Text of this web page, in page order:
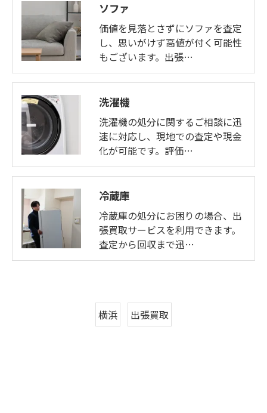
ソファ
価値を見落とさずにソファを査定
し、思いがけず高値が付く可能性
もございます。出張…
洗濯機
洗濯機の処分に関するご相談に迅
速に対応し、現地での査定や現金
化が可能です。評価…
冷蔵庫
冷蔵庫の処分にお困りの場合、出
張買取サービスを利用できます。
査定から回収まで迅…
横浜 出張買取